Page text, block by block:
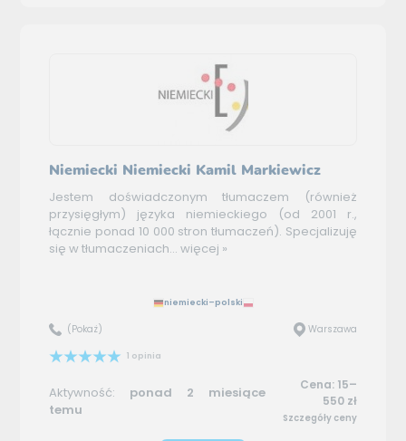
Niemiecki Niemiecki Kamil Markiewicz
Jestem doświadczonym tłumaczem (również
przysięgłym) języka niemieckiego (od 2001 r.,
łącznie ponad 10 000 stron tłumaczeń). Specjalizuję
się w tłumaczeniach... więcej »
niemiecki–polski
(Pokaż) Warszawa
1 opinia
Aktywność: ponad 2 miesiące
temu
Cena: 15–
550 zł
Szczegóły ceny